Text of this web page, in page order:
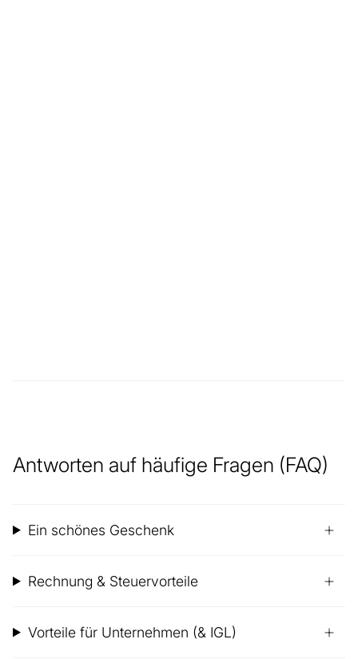
Antworten auf häufige Fragen (FAQ)
Ein schönes Geschenk
Rechnung & Steuervorteile
Vorteile für Unternehmen (& IGL)